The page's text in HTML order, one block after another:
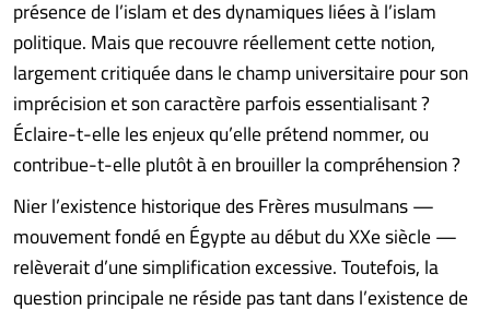
présence de l’islam et des dynamiques liées à l’islam
politique. Mais que recouvre réellement cette notion,
largement critiquée dans le champ universitaire pour son
imprécision et son caractère parfois essentialisant ?
Éclaire-t-elle les enjeux qu’elle prétend nommer, ou
contribue-t-elle plutôt à en brouiller la compréhension ?
Nier l’existence historique des Frères musulmans —
mouvement fondé en Égypte au début du XXe siècle —
relèverait d’une simplification excessive. Toutefois, la
question principale ne réside pas tant dans l’existence de